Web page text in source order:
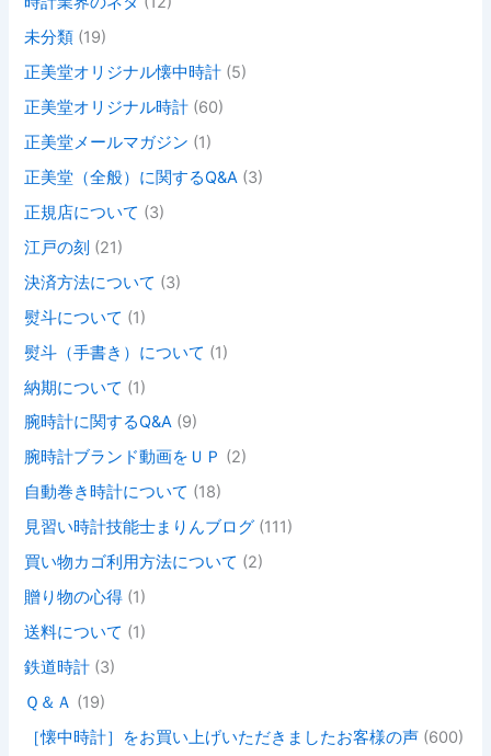
未分類 (19)
正美堂オリジナル懐中時計 (5)
正美堂オリジナル時計 (60)
正美堂メールマガジン (1)
正美堂（全般）に関するQ&A (3)
正規店について (3)
江戸の刻 (21)
決済方法について (3)
熨斗について (1)
熨斗（手書き）について (1)
納期について (1)
腕時計に関するQ&A (9)
腕時計ブランド動画をＵＰ (2)
自動巻き時計について (18)
見習い時計技能士まりんブログ (111)
買い物カゴ利用方法について (2)
贈り物の心得 (1)
送料について (1)
鉄道時計 (3)
Ｑ＆Ａ (19)
［懐中時計］をお買い上げいただきましたお客様の声 (600)